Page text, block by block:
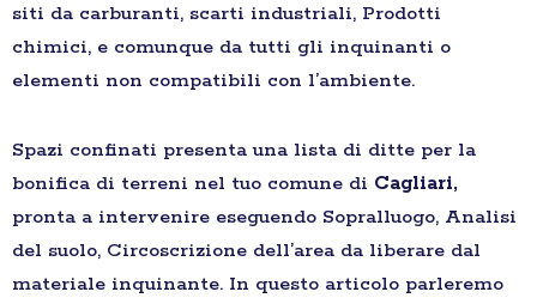
siti da carburanti, scarti industriali, Prodotti
chimici, e comunque da tutti gli inquinanti o
elementi non compatibili con l’ambiente.
Spazi confinati presenta una lista di ditte per la
bonifica di terreni nel tuo comune di Cagliari,
pronta a intervenire eseguendo Sopralluogo, Analisi
del suolo, Circoscrizione dell’area da liberare dal
materiale inquinante. In questo articolo parleremo